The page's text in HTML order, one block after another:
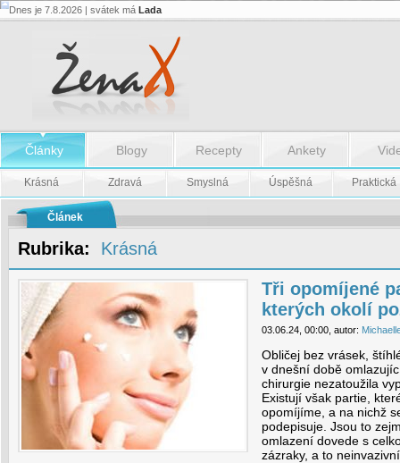
Tři
váš
věk
-
opomíjené
partie
kterých
okolí
pozná
Dnes je 7.8.2026 | svátek má Lada
Články Blogy Recepty Ankety
Krásná Zdravá Smyslná Úspěšná Praktická
Článek
Rubrika: Krásná
Tři opomíjené
kterých okolí
03.06.24, 00:00, autor:
Obličej bez vrásek,
v dnešní době
chirurgie nezatoužila
Existují však partie,
opomíjíme, a na nichž
podepisuje. Jsou to
omlazení dovede s
zázraky, a to